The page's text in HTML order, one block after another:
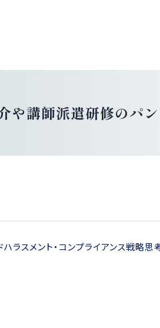
や講師派遣研修のパ
ハラスメント・コンプライアンス戦略思